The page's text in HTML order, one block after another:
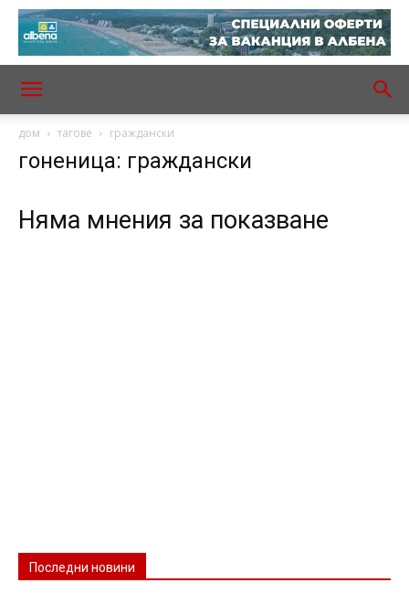
дом тагове граждански
гоненица: граждански
Няма мнения за показване
Последни новини